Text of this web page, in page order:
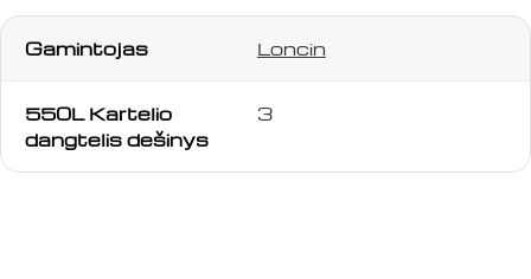
Jūsų
Laukai, pažymėti *, yra privalomi.
Gamintojas Loncin
550L Kartelio
dangtelis dešinys
3
KETURRAČIŲ
NORIU LAIMĖTI